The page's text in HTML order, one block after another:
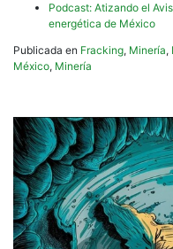
Podcast: Atizando el
energética de México
Publicada en Fracking, Minería,
México, Minería